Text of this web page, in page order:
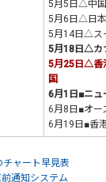
5月5日△中
5月6日△日本
5月14日△ス
5月18日△カ
5月25日△香
国
6月1日■ニュ
6月8日■オー
6月19日■香
ャート早見表
通知システム